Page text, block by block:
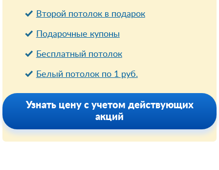
Второй потолок в подарок
Подарочные купоны
Бесплатный потолок
Белый потолок по 1 руб.
Узнать цену с учетом действующих
акций